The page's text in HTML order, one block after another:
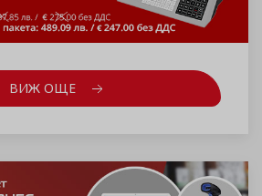
ВИЖ ОЩЕ